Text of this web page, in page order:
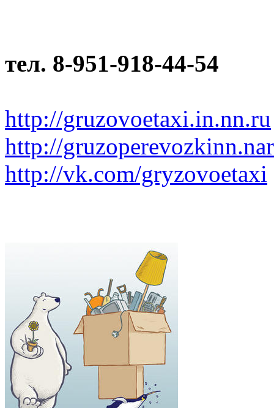
тел. 8-951-918-44-54
http://gruzovoetaxi.in.nn.ru
http://
http://vk.com/gryzovoetaxi